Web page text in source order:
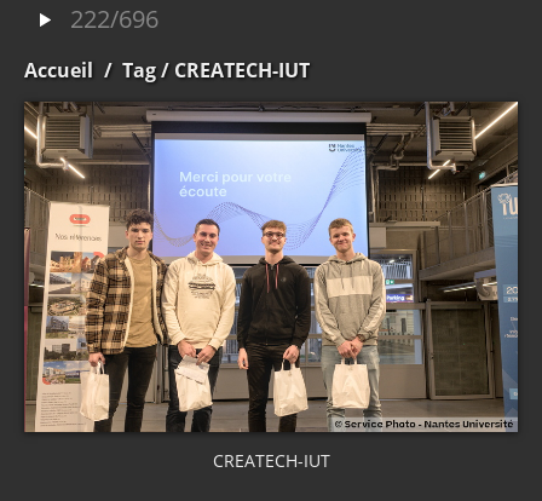
222/696
Accueil / Tag/ CREATECH-IUT
CREATECH-IUT